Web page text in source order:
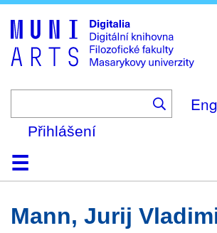
to
main
content
Přihlášení
DomůKolekce
Prohlížení
Vyhledávání
O platformě
Nápověda
KontaktDigitalia
Mann, Jurij